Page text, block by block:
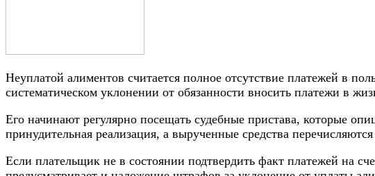
Неуплатой алиментов считается полное отсутствие платежей в
систематическом уклонении от обязанности вносить платежи в
Его начинают регулярно посещать судебные пристава, которые
принудительная реализация, а вырученные средства
Если плательщик не в состоянии подтвердить факт платежей на